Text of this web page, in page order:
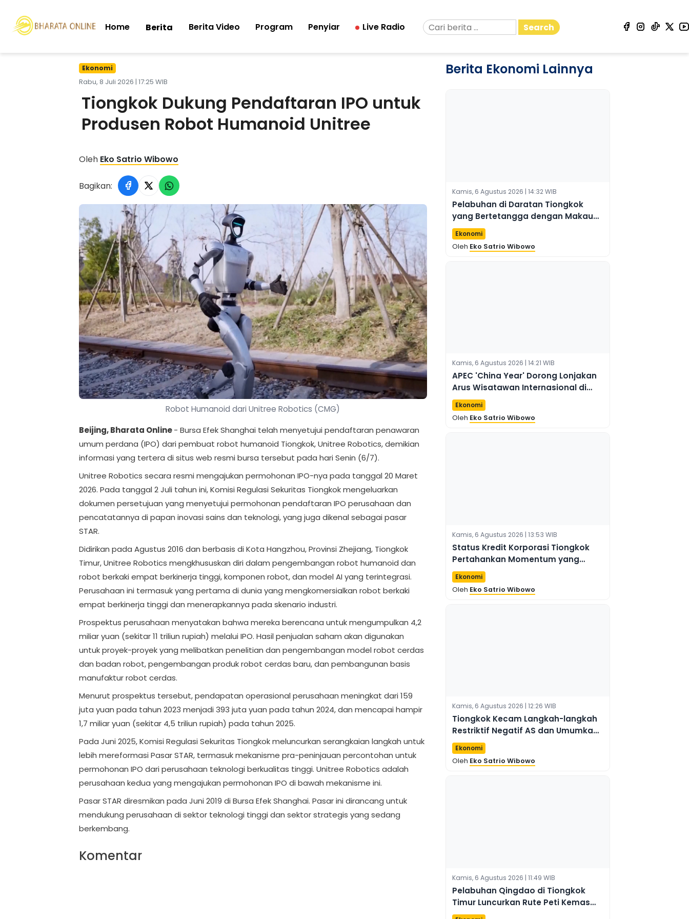
Home Berita Berita Video Program Penyiar Live Radio Search
Ekonomi
Rabu, 8 Juli 2026 | 17:25 WIB
Tiongkok Dukung Pendaftaran IPO untuk
Produsen Robot Humanoid Unitree
Oleh Eko Satrio Wibowo
Bagikan:
Robot Humanoid dari Unitree Robotics (CMG)
Beijing, Bharata Online- Bursa Efek Shanghai telah menyetujui pendaftaran penawaran
umum perdana (IPO) dari pembuat robot humanoid Tiongkok, Unitree Robotics, demikian
informasi yang tertera di situs web resmi bursa tersebut pada hari Senin (6/7).
Unitree Robotics secara resmi mengajukan permohonan IPO-nya pada tanggal 20 Maret
2026. Pada tanggal 2 Juli tahun ini, Komisi Regulasi Sekuritas Tiongkok mengeluarkan
dokumen persetujuan yang menyetujui permohonan pendaftaran IPO perusahaan dan
pencatatannya di papan inovasi sains dan teknologi, yang juga dikenal sebagai pasar
STAR.
Didirikan pada Agustus 2016 dan berbasis di Kota Hangzhou, Provinsi Zhejiang, Tiongkok
Timur, Unitree Robotics mengkhususkan diri dalam pengembangan robot humanoid dan
robot berkaki empat berkinerja tinggi, komponen robot, dan model AI yang terintegrasi.
Perusahaan ini termasuk yang pertama di dunia yang mengkomersialkan robot berkaki
empat berkinerja tinggi dan menerapkannya pada skenario industri.
Prospektus perusahaan menyatakan bahwa mereka berencana untuk mengumpulkan 4,2
miliar yuan (sekitar 11 triliun rupiah) melalui IPO. Hasil penjualan saham akan digunakan
untuk proyek-proyek yang melibatkan penelitian dan pengembangan model robot cerdas
dan badan robot, pengembangan produk robot cerdas baru, dan pembangunan basis
manufaktur robot cerdas.
Menurut prospektus tersebut, pendapatan operasional perusahaan meningkat dari 159
juta yuan pada tahun 2023 menjadi 393 juta yuan pada tahun 2024, dan mencapai hampir
1,7 miliar yuan (sekitar 4,5 triliun rupiah) pada tahun 2025.
Pada Juni 2025, Komisi Regulasi Sekuritas Tiongkok meluncurkan serangkaian langkah untuk
lebih mereformasi Pasar STAR, termasuk mekanisme pra-peninjauan percontohan untuk
permohonan IPO dari perusahaan teknologi berkualitas tinggi. Unitree Robotics adalah
perusahaan kedua yang mengajukan permohonan IPO di bawah mekanisme ini.
Pasar STAR diresmikan pada Juni 2019 di Bursa Efek Shanghai. Pasar ini dirancang untuk
mendukung perusahaan di sektor teknologi tinggi dan sektor strategis yang sedang
berkembang.
Komentar
Berita Ekonomi Lainnya
Kamis, 6 Agustus 2026 | 14:32 WIB
Pelabuhan di Daratan Tiongkok
yang Bertetangga dengan Makau
Alami Lonjakan Lalu Lintas
Kendaraan Lintas Batas
Ekonomi
Oleh Eko Satrio Wibowo
Kamis, 6 Agustus 2026 | 14:21 WIB
APEC 'China Year' Dorong Lonjakan
Arus Wisatawan Internasional di
Pelabuhan Shenzhen
Ekonomi
Oleh Eko Satrio Wibowo
Kamis, 6 Agustus 2026 | 13:53 WIB
Status Kredit Korporasi Tiongkok
Pertahankan Momentum yang
Stabil pada Semester Pertama 2026
Ekonomi
Oleh Eko Satrio Wibowo
Kamis, 6 Agustus 2026 | 12:26 WIB
Tiongkok Kecam Langkah-langkah
Restriktif Negatif AS dan Umumkan
Langkah-langkah Balasan
Ekonomi
Oleh Eko Satrio Wibowo
Kamis, 6 Agustus 2026 | 11:49 WIB
Pelabuhan Qingdao di Tiongkok
Timur Luncurkan Rute Peti Kemas
Baru ke Australia